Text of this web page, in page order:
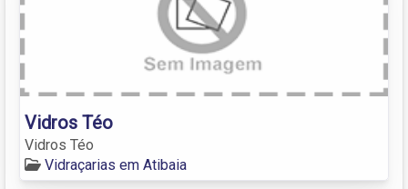
Vidros Téo
Vidros Téo
Vidraçarias em Atibaia